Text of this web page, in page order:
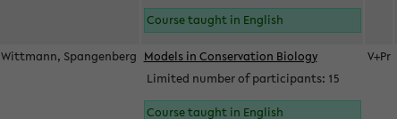
Course taught in English
Wittmann, Spangenberg Models in Conservation Biology
Limited number of participants: 15
Course taught in English
V+Pr